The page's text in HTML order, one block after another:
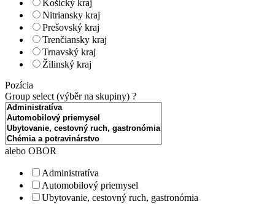
Košický kraj
Nitriansky kraj
Prešovský kraj
Trenčiansky kraj
Trnavský kraj
Žilinský kraj
Pozícia
Group select (výběr na skupiny) ?
alebo OBOR
Administratíva
Automobilový priemysel
Ubytovanie, cestovný ruch, gastronómia